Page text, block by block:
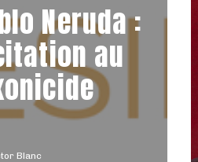
Blanc
Neruda :
au